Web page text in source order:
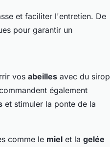
et faciliter l'entretien. De
pour garantir un
vos abeilles avec du sirop
également
et stimuler la ponte de la
comme le miel et la gelée